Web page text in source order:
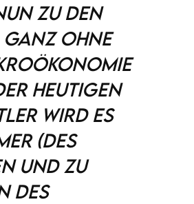
zu den
ohne
heutigen
wird es
(des
und zu
des